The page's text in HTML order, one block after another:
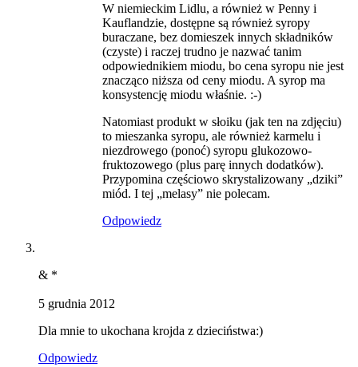
W niemieckim Lidlu, a również w Penny i
Kauflandzie, dostępne są również syropy
buraczane, bez domieszek innych składników
(czyste) i raczej trudno je nazwać tanim
odpowiednikiem miodu, bo cena syropu nie jest
znacząco niższa od ceny miodu. A syrop ma
konsystencję miodu właśnie. :-)
Natomiast produkt w słoiku (jak ten na zdjęciu)
to mieszanka syropu, ale również karmelu i
niezdrowego (ponoć) syropu glukozowo-
fruktozowego (plus parę innych dodatków).
Przypomina częściowo skrystalizowany „dziki”
miód. I tej „melasy” nie polecam.
Odpowiedz
& *
5 grudnia 2012
Dla mnie to ukochana krojda z dzieciństwa:)
Odpowiedz